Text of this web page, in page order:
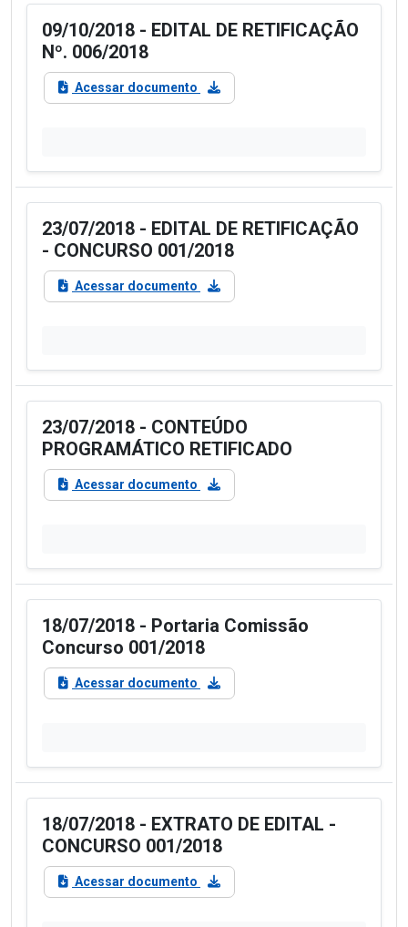
09/10/2018 - EDITAL DE RETIFICAÇÃO
Nº. 006/2018
Acessar documento
23/07/2018 - EDITAL DE RETIFICAÇÃO
- CONCURSO 001/2018
Acessar documento
23/07/2018 - CONTEÚDO
PROGRAMÁTICO RETIFICADO
Acessar documento
18/07/2018 - Portaria Comissão
Concurso 001/2018
Acessar documento
18/07/2018 - EXTRATO DE EDITAL -
CONCURSO 001/2018
Acessar documento